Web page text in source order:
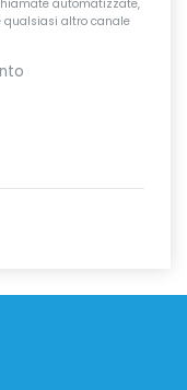
automatizzate,
qualsiasi altro canale